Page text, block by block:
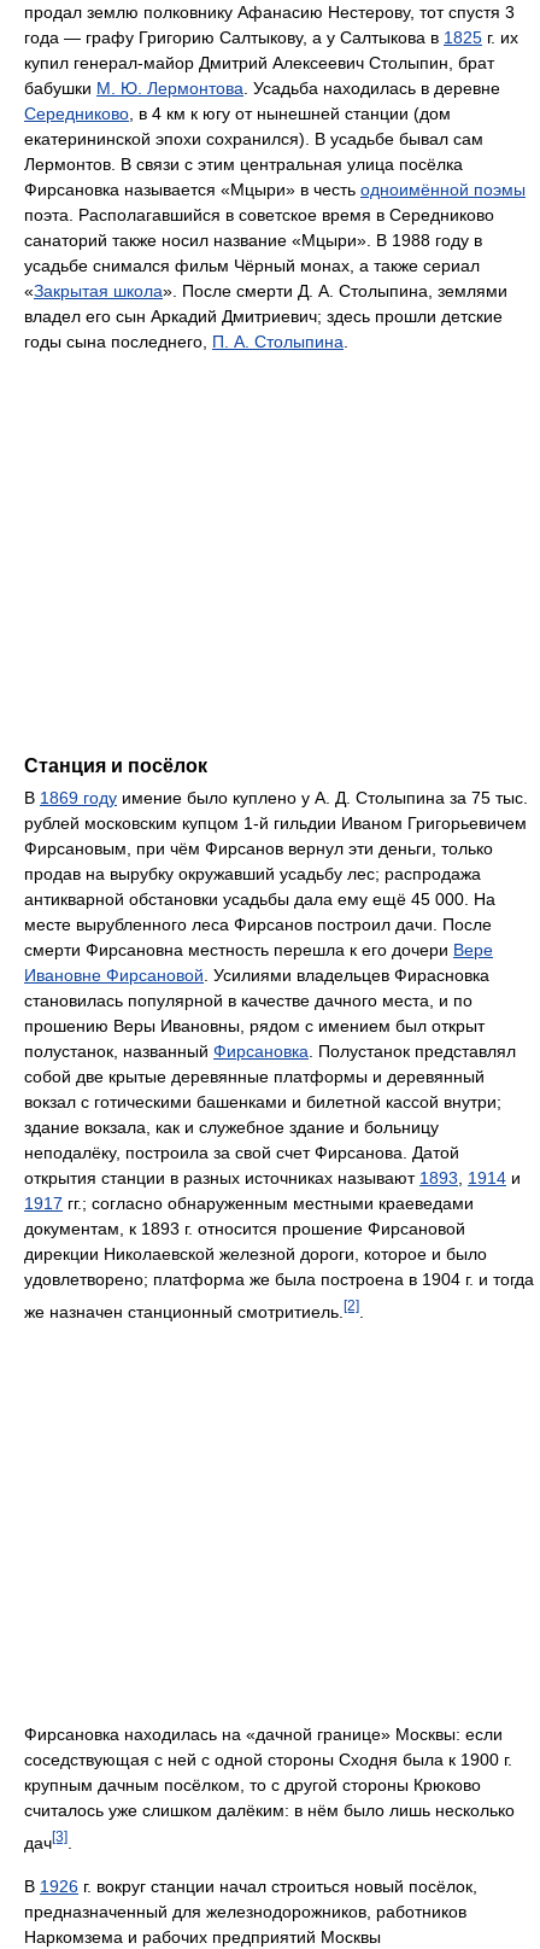
продал землю полковнику Афанасию Нестерову, тот спустя 3
года — графу Григорию Салтыкову, а у Салтыкова в 1825 г. их
купил генерал-майор Дмитрий Алексеевич Столыпин, брат
бабушки М. Ю. Лермонтова . Усадьба находилась в деревне
Середниково , в 4 км к югу от нынешней станции (дом
екатерининской эпохи сохранился). В усадьбе бывал сам
Лермонтов. В связи с этим центральная улица посёлка
Фирсановка называется «Мцыри» в честь одноимённой поэмы
поэта. Располагавшийся в советское время в Середниково
санаторий также носил название «Мцыри». В 1988 году в
усадьбе снимался фильм Чёрный монах, а также сериал
«Закрытая школа». После смерти Д. А. Столыпина, землями
владел его сын Аркадий Дмитриевич; здесь прошли детские
годы сына последнего, П. А. Столыпина
Станция и посёлок
В 1869 году имение было куплено у А. Д. Столыпина за 75 тыс.
рублей московским купцом 1-й гильдии Иваном Григорьевичем
Фирсановым, при чём Фирсанов вернул эти деньги, только
продав на вырубку окружавший усадьбу лес; распродажа
антикварной обстановки усадьбы дала ему ещё 45 000. На
месте вырубленного леса Фирсанов построил дачи. После
смерти Фирсановна местность перешла к его дочери Вере
Ивановне Фирсановой . Усилиями владельцев Фирасновка
становилась популярной в качестве дачного места, и по
прошению Веры Ивановны, рядом с имением был открыт
полустанок, названный Фирсановка . Полустанок представлял
собой две крытые деревянные платформы и деревянный
вокзал с готическими башенками и билетной кассой внутри;
здание вокзала, как и служебное здание и больницу
неподалёку, построила за свой счет Фирсанова. Датой
открытия станции в разных источниках называют 1893 1914 и
1917 гг.; согласно обнаруженным местными краеведами
документам, к 1893 г. относится прошение Фирсановой
дирекции Николаевской железной дороги, которое и было
удовлетворено; платформа же была построена в 1904 г. и тогда
же назначен станционный смотритиель. [2]
Фирсановка находилась на «дачной границе» Москвы: если
соседствующая с ней с одной стороны Сходня была к 1900 г.
крупным дачным посёлком, то с другой стороны Крюково
считалось уже слишком далёким: в нём было лишь несколько
дач[3]
В 1926 г. вокруг станции начал строиться новый посёлок,
предназначенный для железнодорожников, работников
Наркомзема и рабочих предприятий Москвы